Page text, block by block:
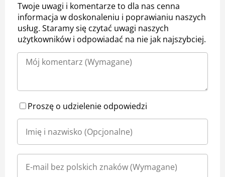
Twoje uwagi i komentarze to dla nas cenna
informacja w doskonaleniu i poprawianiu naszych
usług. Staramy się czytać uwagi naszych
użytkowników i odpowiadać na nie jak najszybciej.
Proszę o udzielenie odpowiedzi